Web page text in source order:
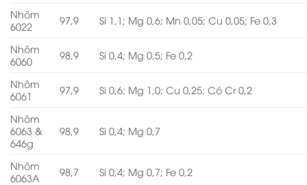
Nhôm
6022
97,9 Si 1,1; Mg 0,6; Mn 0,05; Cu 0,05; Fe 0,3
Nhôm
6060
98,9 Si 0,4; Mg 0,5; Fe 0,2
Nhôm
6061
97,9 Si 0,6; Mg 1,0; Cu 0,25; Có Cr 0,2
Nhôm
6063 &
646g
98,9 Si 0,4; Mg 0,7
Nhôm
6063A
98,7 Si 0,4; Mg 0,7; Fe 0,2